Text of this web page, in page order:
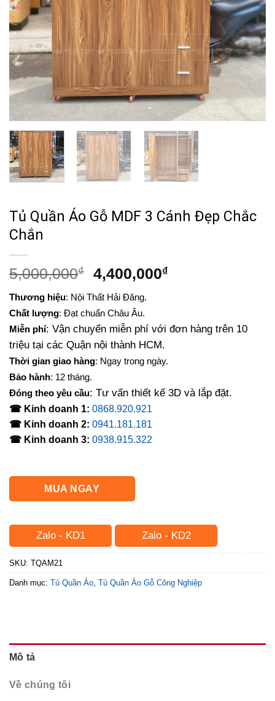
Tủ Quần Áo Gỗ MDF 3 Cánh Đẹp Chắc
Chắn
5,000,000₫
Giá
là:
5,000,000₫.
4,400,000₫Giá
4,400,000₫.
Thương hiệu: Nội Thất Hải Đăng.
Chất lượng: Đạt chuẩn Châu Âu.
Miễn phí: Vận chuyển miễn phí với đơn hàng trên 10
triệu tại các Quận nội thành HCM.
Thời gian giao hàng: Ngay trong ngày.
Bảo hành: 12 tháng.
Đóng theo yêu cầu: Tư vấn thiết kế 3D và lắp đặt.
☎ Kinh doanh 1: 0868.920.921
☎ Kinh doanh 2: 0941.181.181
☎ Kinh doanh 3: 0938.915.322
MUA NGAY
Zalo - KD1 Zalo - KD2
SKU: TQAM21
Danh mục: Tủ Quần Áo Tủ Quần Áo Gỗ Công Nghiệp
Mô tả
Về chúng tôi